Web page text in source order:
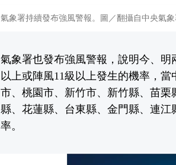
氣象署持續發布強風警報。圖／翻攝自中央氣象
氣象署也發布強風警報，說明今、
以上或陣風11級以上發生的機率，
市、桃園市、新竹市、新竹縣、苗
縣、花蓮縣、台東縣、金門縣、連
率。